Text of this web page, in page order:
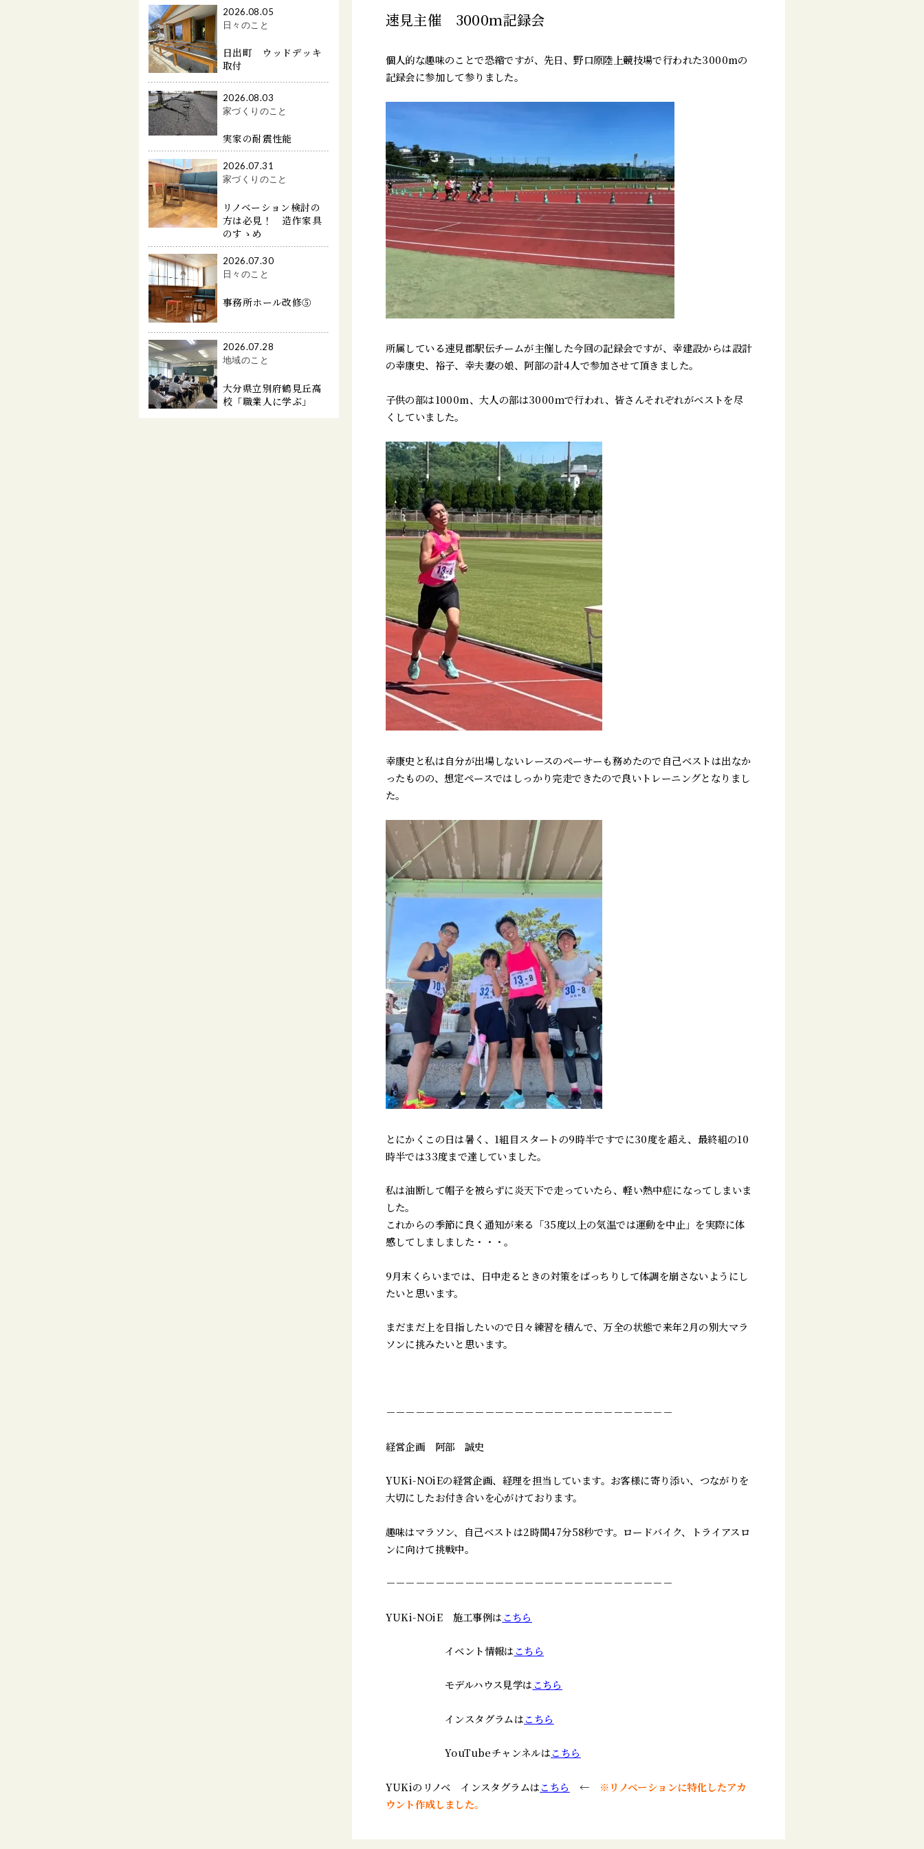
速見主催 3000ｍ記録会
個人的な趣味のことで恐縮ですが、先日、野口原陸上競技場で行われた3000mの
記録会に参加して参りました。
所属している速見郡駅伝チームが主催した今回の記録会ですが、幸建設からは設計
の幸康史、裕子、幸夫妻の娘、阿部の計4人で参加させて頂きました。
子供の部は1000m、大人の部は3000ｍで行われ、皆さんそれぞれがベストを尽
くしていました。
幸康史と私は自分が出場しないレースのペーサーも務めたので自己ベストは出なか
ったものの、想定ペースではしっかり完走できたので良いトレーニングとなりまし
た。
とにかくこの日は暑く、1組目スタートの9時半ですでに30度を超え、最終組の10
時半では33度まで達していました。
私は油断して帽子を被らずに炎天下で走っていたら、軽い熱中症になってしまいま
した。
これからの季節に良く通知が来る「35度以上の気温では運動を中止」を実際に体
感してしましました・・・。
9月末くらいまでは、日中走るときの対策をばっちりして体調を崩さないようにし
たいと思います。
まだまだ上を目指したいので日々練習を積んで、万全の状態で来年2月の別大マラ
ソンに挑みたいと思います。
－－－－－－－－－－－－－－－－－－－－－－－－－－－－－
経営企画 阿部 誠史
YUKi-NOiEの経営企画、経理を担当しています。お客様に寄り添い、つながりを
大切にしたお付き合いを心がけております。
趣味はマラソン、自己ベストは2時間47分58秒です。ロードバイク、トライアスロ
ンに向けて挑戦中。
－－－－－－－－－－－－－－－－－－－－－－－－－－－－－
YUKi-NOiE 施工事例は こちら
イベント情報は こちら
モデルハウス見学は こちら
インスタグラムはこちら
YouTubeチャンネルはこちら
YUKiのリノベ インスタグラムはこちら ←
※リノベーションに特化したアカ
ウント作成しました。
2026.08.05
日々のこと
日出町 ウッドデッキ
取付
2026.08.03
家づくりのこと
実家の耐震性能
2026.07.31
家づくりのこと
リノベーション検討の
方は必見！ 造作家具
のすゝめ
2026.07.30
日々のこと
事務所ホール改修⑤
2026.07.28
地域のこと
大分県立別府鶴見丘高
校「職業人に学ぶ」